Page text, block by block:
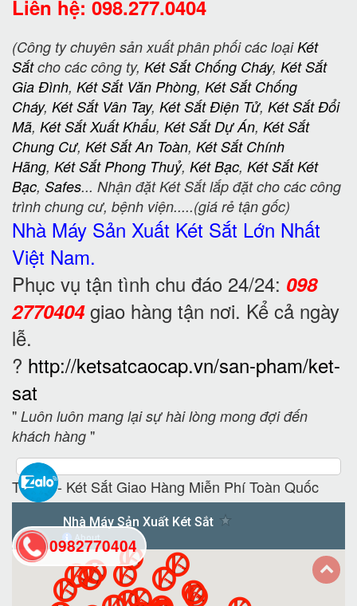
Liên hệ: 098.277.0404
(Công ty chuyên sản xuất phân phối các loạiKét
Sắtcho các công ty, Két Sắt Chống Cháy, Két Sắt
Gia Đình, Két Sắt Văn Phòng, Két Sắt Chống
Cháy, Két Sắt Vân Tay, Két Sắt Điện Tử, Két Sắt Đổi
Mã, Két Sắt Xuất Khẩu, Két Sắt Dự Án, Két Sắt
Chung Cư, Két Sắt An Toàn, Két Sắt Chính
Hãng, Két Sắt Phong Thuỷ, Két Bạc, Két Sắt Két
Bạc, Safes... Nhận đặt Két Sắt lắp đặt cho các công
trình chung cư, bệnh viện.....(giá rẻ tận gốc)
Nhà Máy Sản Xuất Két Sắt Lớn Nhất
Việt Nam.
Phục vụ tận tình chu đáo 24/24: 098
2770404giao hàng tận nơi. Kể cả ngày
lễ.
? http://ketsatcaocap.vn/san-pham/ket-
sat
" Luôn luôn mang lại sự hài lòng mong đợi đến
khách hàng "
Tủ Sắt - Két Sắt Giao Hàng Miễn Phí Toàn Quốc
0982770404